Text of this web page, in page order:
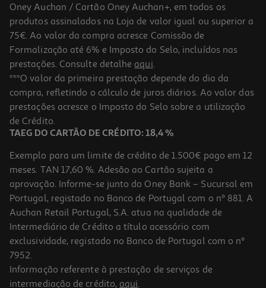
-15%
Insecticida Eléctrico Dum Dum Rec Mosc/mosq 45 Noites 1 Un
4.99 €/un
Price reduced from
5,89 €to
4,99 €
Promoção
-25%
Oney Auchan / Cartão Oney Auchan+, em todos os
produtos assinalados na Loja de valor igual ou superior a
75€. Ao valor da compra acresce Comissão de
Formalização até 6% e Imposto do Selo, incluídos nas
prestações. Consulte detalhe aqui.
***O valor da primeira prestação depende do dia da
compra, refletindo o cálculo de juros diários. Ao valor das
prestações acresce o Imposto do Selo sobre a utilização
de Crédito.
TAEG DO CARTÃO DE CRÉDITO: 18,4 %
Exemplo para um limite de crédito de 1.500€ pago em 12
meses. TAN 17,60 %. Adesão ao Cartão sujeita a
aprovação. Informe-se junto do Oney Bank – Sucursal em
Portugal, registado no Banco de Portugal com o nº 881. A
Auchan Retail Portugal, S.A. atua na qualidade de
Intermediário de Crédito a título acessório com
exclusividade, registado no Banco de Portugal com o nº
7952.
Informação referente à prestação de serviços de
intermediação de crédito, aqui.